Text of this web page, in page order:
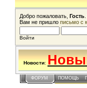
Добро пожаловать, Гость
Вам не пришло письмо с
Войти
Новости:
ФОРУМ ПОМОЩЬ